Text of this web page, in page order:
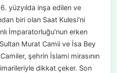
yüzyılda inşa edilen ve
biri olan Saat Kulesi'ni
İmparatorluğu’nun erken
Murat Camii ve İsa Bey
şehrin İslami mirasının
dikkat çeker. Son